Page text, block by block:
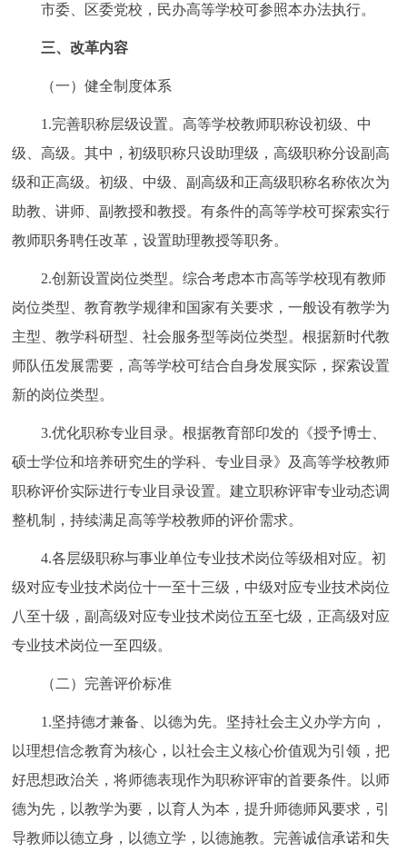
市委、区委党校，民办高等学校可参照本办法执行。
三、改革内容
（一）健全制度体系
1.完善职称层级设置。高等学校教师职称设初级、中
级、高级。其中，初级职称只设助理级，高级职称分设副高
级和正高级。初级、中级、副高级和正高级职称名称依次为
助教、讲师、副教授和教授。有条件的高等学校可探索实行
教师职务聘任改革，设置助理教授等职务。
2.创新设置岗位类型。综合考虑本市高等学校现有教师
岗位类型、教育教学规律和国家有关要求，一般设有教学为
主型、教学科研型、社会服务型等岗位类型。根据新时代教
师队伍发展需要，高等学校可结合自身发展实际，探索设置
新的岗位类型。
3.优化职称专业目录。根据教育部印发的《授予博士、
硕士学位和培养研究生的学科、专业目录》及高等学校教师
职称评价实际进行专业目录设置。建立职称评审专业动态调
整机制，持续满足高等学校教师的评价需求。
4.各层级职称与事业单位专业技术岗位等级相对应。初
级对应专业技术岗位十一至十三级，中级对应专业技术岗位
八至十级，副高级对应专业技术岗位五至七级，正高级对应
专业技术岗位一至四级。
（二）完善评价标准
1.坚持德才兼备、以德为先。坚持社会主义办学方向，
以理想信念教育为核心，以社会主义核心价值观为引领，把
好思想政治关，将师德表现作为职称评审的首要条件。以师
德为先，以教学为要，以育人为本，提升师德师风要求，引
导教师以德立身，以德立学，以德施教。完善诚信承诺和失